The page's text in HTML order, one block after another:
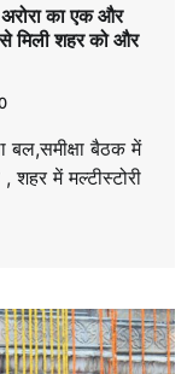
का एक और
से मिली शहर को और
बल,समीक्षा बैठक में
में मल्टीस्टोरी